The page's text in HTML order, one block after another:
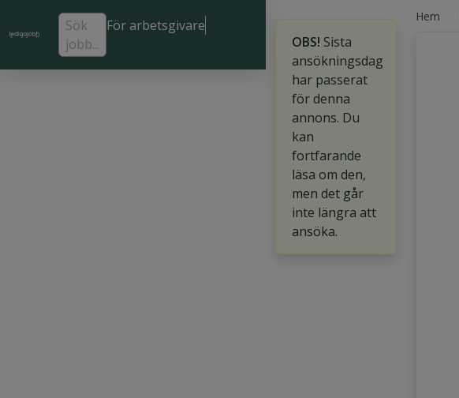
Sök
jobb...
För arbetsgivare
OBS! Sista
ansökningsdag
har passerat
för denna
annons. Du
kan
fortfarande
läsa om den,
men det går
inte längra att
ansöka.
Hem